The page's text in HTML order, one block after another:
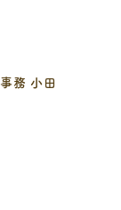
事務 小田